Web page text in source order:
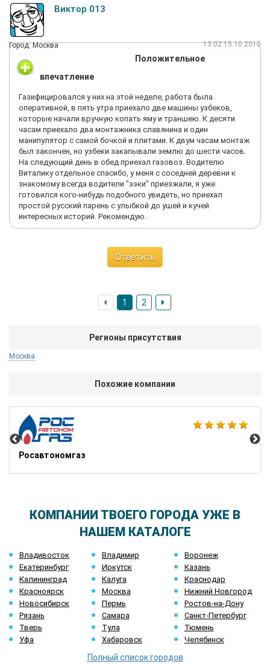
Виктор 013
Город: Москва 13:02 15.10.2015
Положительное
впечатление
Газифицировался у них на этой неделе, работа была
оперативной, в пять утра приехало две машины узбеков,
которые начали вручную копать яму и траншею. К десяти
часам приехало два монтажника славянина и один
манипулятор с самой бочкой и плитами. К двум часам монтаж
был закончен, но узбеки закапывали землю до шести часов.
На следующий день в обед приехал газовоз. Водителю
Виталику отдельное спасибо, у меня с соседней деревни к
знакомому всегда водители "зэки" приезжали, я уже
готовился кого-нибудь подобного увидеть, но приехал
простой русский парень с улыбкой до ушей и кучей
интересных историй. Рекомендую.
Ответить
1 2
Регионы присутствия
Москва
Похожие компании
Росавтономгаз
КОМПАНИИ ТВОЕГО ГОРОДА УЖЕ В
НАШЕМ КАТАЛОГЕ
Владивосток Владимир
Воронеж
Екатеринбург
Иркутск
Казань
Калининград
Калуга
Краснодар
Красноярск
Москва
Нижний Новгород
Новосибирск
Пермь
Ростов-на-Дону
Рязань
Самара
Санкт-Петербург
Тверь
Тула
Тюмень
Уфа
Хабаровск Челябинск
Полный список городов